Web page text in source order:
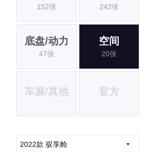
152张 242张
底盘/动力
47张
空间
20张
车展/其他 官方
2022款 驭享舱